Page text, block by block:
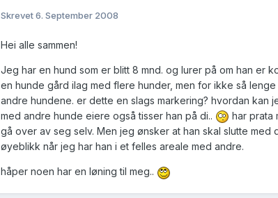
Skrevet6. September 2008
Hei alle sammen!
Jeg har en hund som er blitt 8 mnd. og lurer på om han er
en hunde gård ilag med flere hunder, men for ikke så
andre hundene. er dette en slags markering? hvordan kan
med andre hunde eiere også tisser han på di..
har prata
gå over av seg selv. Men jeg ønsker at han skal slutte
øyeblikk når jeg har han i et felles areale med andre.
håper noen har en løning til meg..